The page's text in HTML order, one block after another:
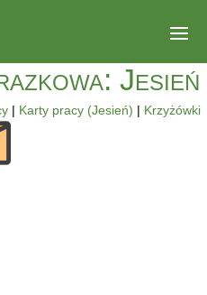
Jesień
| Karty pracy (Jesień) | Krzyżówki